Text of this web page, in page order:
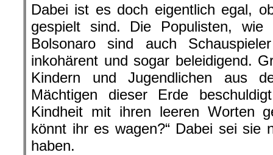
Dabei ist es doch eigentlich egal,
gespielt sind. Die Populisten,
Bolsonaro sind auch
inkohärent und sogar beleidigend.
Kindern und Jugendlichen aus
Mächtigen dieser Erde
Kindheit mit ihren leeren Worten
könnt ihr es wagen?“ Dabei sei sie
haben.